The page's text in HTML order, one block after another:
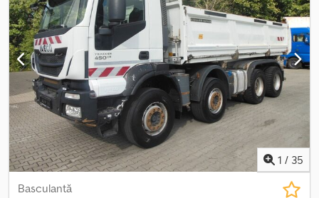
Trakker AD340T45 Prima înmatriculare: 04/2017 Kilometraj: 224.192
km 8x4 450 CP Euro 6 Transmisie automată Retarder Rezervor de
300 l ABS Aer condiționat Pilot automat Blocaj diferențial Sistem
hidraulic Cârlig de remorcare de 50 mm Suspensie pe arc/arc
Platformă Meiller S3 Sistem Bordmatic Prelată Platformă de
încărcare: 5810 x 2396 x 1000 mm Anvelope: Axa 1: 385/65 R22.5,
adâncimea profilului: 9 mm Axa 2: 385/65 R22.5, adâncimea
profilului: 10 mm Axa 3: 315/80 R22.5, adâncimea profilului: 17 mm
Axa 4: 315/80 R22.5, adâncimea profilului: 20 mm Greutate totală:
32.000 kg Greutate totală a ansamblului: 60.000 kg Chedpfszng
Nfex Ag Esa
1 / 35
Basculantă